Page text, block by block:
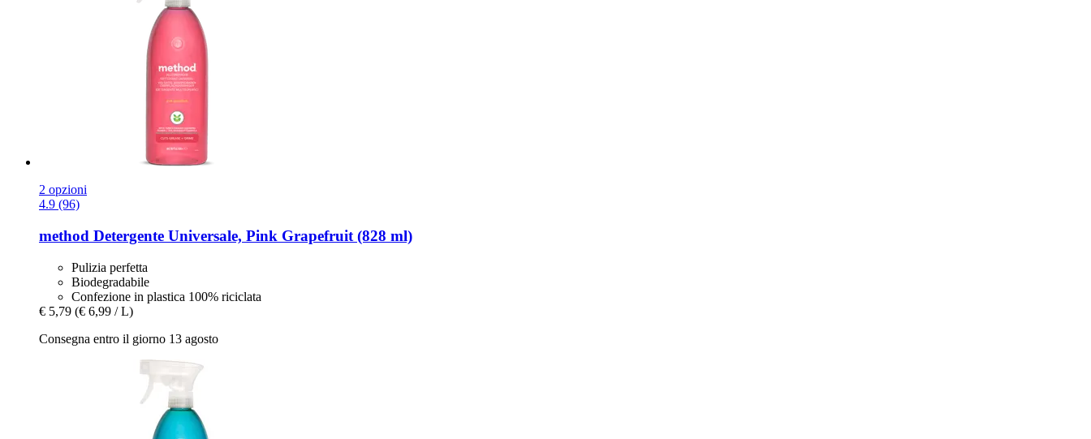
2 opzioni
4.9 (96)
method Detergente Universale, Pink Grapefruit (828 ml)
Pulizia perfetta
Biodegradabile
Confezione in plastica 100% riciclata
€ 5,79 (€ 6,99 / L)
Consegna entro il giorno 13 agosto